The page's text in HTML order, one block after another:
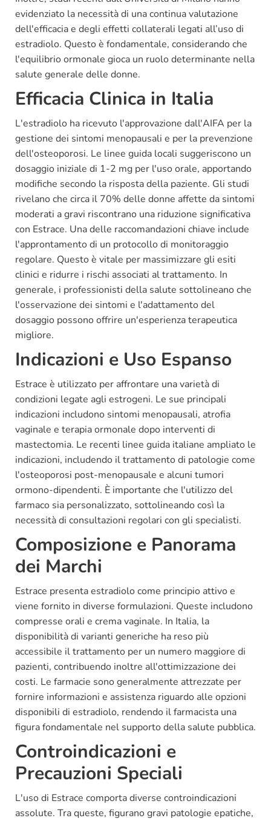
evidenziato la necessità di una continua valutazione
dell'efficacia e degli effetti collaterali legati all’uso di
estradiolo. Questo è fondamentale, considerando che
l'equilibrio ormonale gioca un ruolo determinante nella
salute generale delle donne.
Efficacia Clinica in Italia
L'estradiolo ha ricevuto l'approvazione dall'AIFA per la
gestione dei sintomi menopausali e per la prevenzione
dell'osteoporosi. Le linee guida locali suggeriscono un
dosaggio iniziale di 1-2 mg per l'uso orale, apportando
modifiche secondo la risposta della paziente. Gli studi
rivelano che circa il 70% delle donne affette da sintomi
moderati a gravi riscontrano una riduzione significativa
con Estrace. Una delle raccomandazioni chiave include
l'approntamento di un protocollo di monitoraggio
regolare. Questo è vitale per massimizzare gli esiti
clinici e ridurre i rischi associati al trattamento. In
generale, i professionisti della salute sottolineano che
l'osservazione dei sintomi e l'adattamento del
dosaggio possono offrire un'esperienza terapeutica
migliore.
Indicazioni e Uso Espanso
Estrace è utilizzato per affrontare una varietà di
condizioni legate agli estrogeni. Le sue principali
indicazioni includono sintomi menopausali, atrofia
vaginale e terapia ormonale dopo interventi di
mastectomia. Le recenti linee guida italiane ampliato le
indicazioni, includendo il trattamento di patologie come
l'osteoporosi post-menopausale e alcuni tumori
ormono-dipendenti. È importante che l'utilizzo del
farmaco sia personalizzato, sottolineando così la
necessità di consultazioni regolari con gli specialisti.
Composizione e Panorama
dei Marchi
Estrace presenta estradiolo come principio attivo e
viene fornito in diverse formulazioni. Queste includono
compresse orali e crema vaginale. In Italia, la
disponibilità di varianti generiche ha reso più
accessibile il trattamento per un numero maggiore di
pazienti, contribuendo inoltre all'ottimizzazione dei
costi. Le farmacie sono generalmente attrezzate per
fornire informazioni e assistenza riguardo alle opzioni
disponibili di estradiolo, rendendo il farmacista una
figura fondamentale nel supporto della salute pubblica.
Controindicazioni e
Precauzioni Speciali
L'uso di Estrace comporta diverse controindicazioni
assolute. Tra queste, figurano gravi patologie epatiche,